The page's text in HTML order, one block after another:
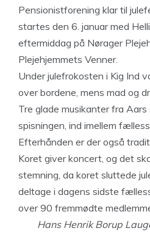
Pensionistforening klar til
startes den 6. januar med
eftermiddag på Nørager
Plejehjemmets Venner.
Under julefrokosten i Kig Ind
over bordene, mens mad og
Tre glade musikanter fra
spisningen, ind imellem
Efterhånden er der også
Koret giver koncert, og det
stemning, da koret sluttede
deltage i dagens sidste
over 90 fremmødte
Hans Henrik Borup